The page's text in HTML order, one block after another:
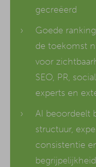
gecreëerd
Goede
de toekomst
voor
SEO, PR,
experts en
AI beoordeelt
structuur,
consistentie
begrijpelijkheid